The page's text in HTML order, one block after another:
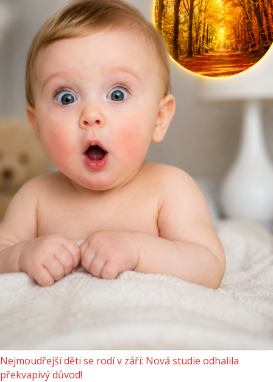
Nejmoudřejší děti se rodí v září: Nová studie odhalila
překvapivý důvod!